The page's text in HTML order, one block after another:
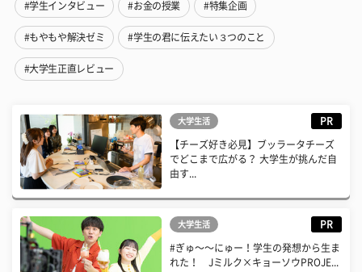
#学生インタビュー #お金の授業 #特集企画
#もやもや解決ゼミ #学生の君に伝えたい３つのこと
#大学生正直レビュー
大学生活 PR
【チーズ好き必見】ブッラータチーズ
でどこまで広がる？ 大学生が挑んだ自
由す...
大学生活 PR
#ぎゅ〜〜にゅー！学生の発想から生ま
れた！ Jミルク×キョーソウPROJE...